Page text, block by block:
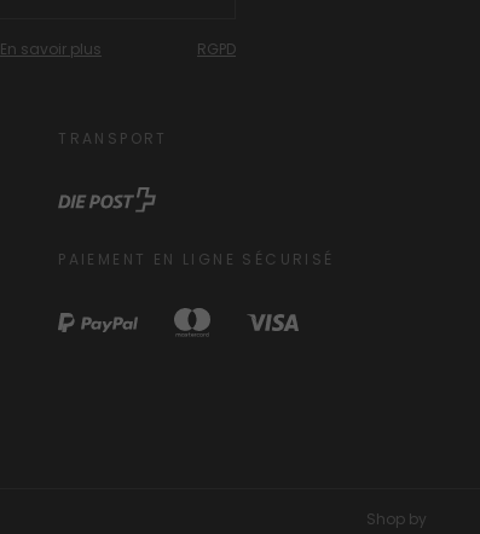
En savoir plus RGPD
TRANSPORT
PAIEMENT EN LIGNE SÉCURISÉ
Shop by